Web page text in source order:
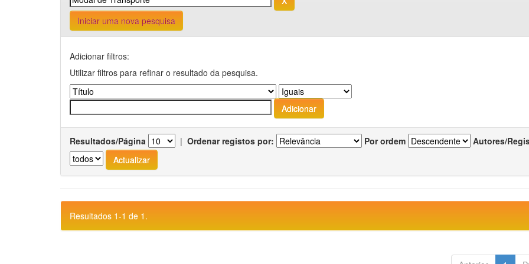
Iniciar uma nova pesquisa
Adicionar filtros:
Utilizar filtros para refinar o resultado da pesquisa.
Resultados/Página | Ordenar registos por: Por ordem Autores/
Resultados 1-1 de 1.